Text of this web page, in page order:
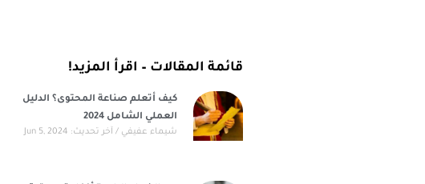
قائمة المقالات – اقرأ المزيد!
كيف أتعلم صناعة المحتوى؟ الدليل
العملي الشامل 2024
شيماء عفيفي آخر تحديث: Jun 5, 2024